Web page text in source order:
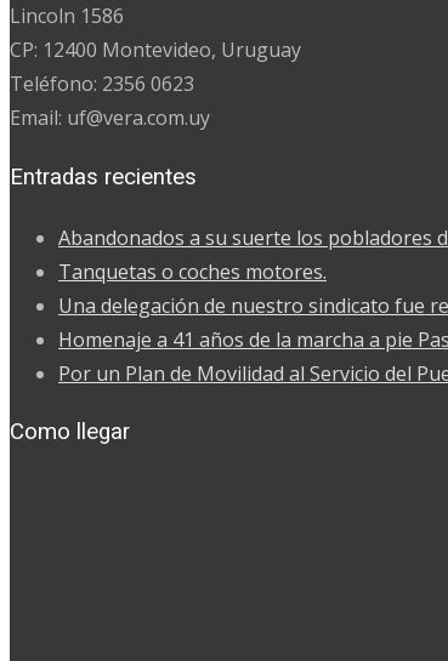
entradas
Lincoln 1586
CP: 12400 Montevideo, Uruguay
Teléfono: 2356 0623
Email: uf@vera.com.uy
Entradas recientes
Abandonados a su suerte los pobladores
Tanquetas o coches motores.
Una delegación de nuestro sindicato fue
Homenaje a 41 años de la marcha a pie
Por un Plan de Movilidad al Servicio del
Como llegar